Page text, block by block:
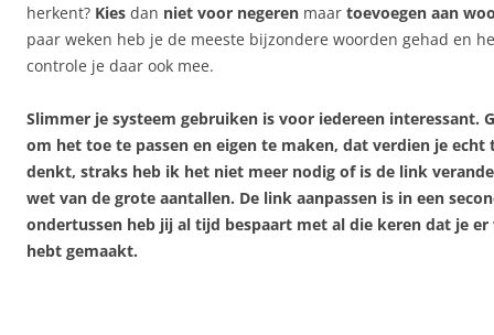
herkent? Kies dan niet voor negeren maar toevoegen aan
paar weken heb je de meeste bijzondere woorden gehad en
controle je daar ook mee.
Slimmer je systeem gebruiken is voor iedereen interessant.
om het toe te passen en eigen te maken, dat verdien je echt
denkt, straks heb ik het niet meer nodig of is de link
wet van de grote aantallen. De link aanpassen is in een
ondertussen heb jij al tijd bespaart met al die keren dat je
hebt gemaakt.